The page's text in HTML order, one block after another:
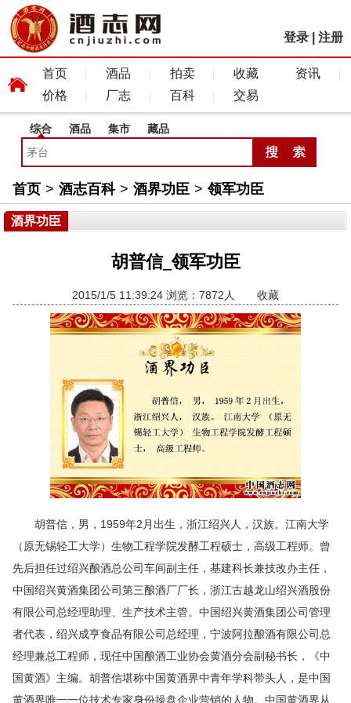
登录 注册
首页 酒品 拍卖 收藏
资讯
价格
厂志 百科 交易
综合 酒品 集市 藏品
首页 > 酒志百科 > 酒界功臣 > 领军功臣
酒界功臣
胡普信_领军功臣
2015/1/5 11:39:24 浏览：7872人 收藏
胡普信，男，1959年2月出生，浙江绍兴人，汉族。江南大学
（原无锡轻工大学）生物工程学院发酵工程硕士，高级工程师。曾
先后担任过绍兴酿酒总公司车间副主任，基建科长兼技改办主任，
中国绍兴黄酒集团公司第三酿酒厂厂长，浙江古越龙山绍兴酒股份
有限公司总经理助理、生产技术主管。中国绍兴黄酒集团公司管理
者代表，绍兴成亨食品有限公司总经理，宁波阿拉酿酒有限公司总
经理兼总工程师，现任中国酿酒工业协会黄酒分会副秘书长，《中
国黄酒》主编。胡普信堪称中国黄酒界中青年学科带头人，是中国
黄酒界唯一一位技术专家身份操盘企业营销的人物。中国黄酒界从